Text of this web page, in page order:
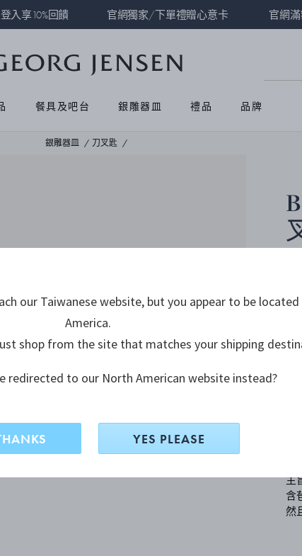
入享10%回饋 官網獨家/下單禮贈心意卡 官網
餐具及吧台 銀雕器皿 禮品 品牌
銀雕器皿 刀叉匙
主
含
然
our Taiwanese website, but you appear to be
America.
shop from the site that matches your shipping
redirected to our North American website instead?
YES PLEASE